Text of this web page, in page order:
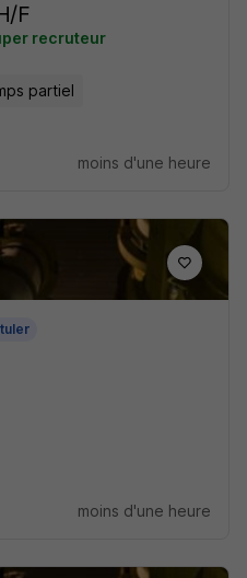
F
recruteur
partiel
moins d'une heure
moins d'une heure